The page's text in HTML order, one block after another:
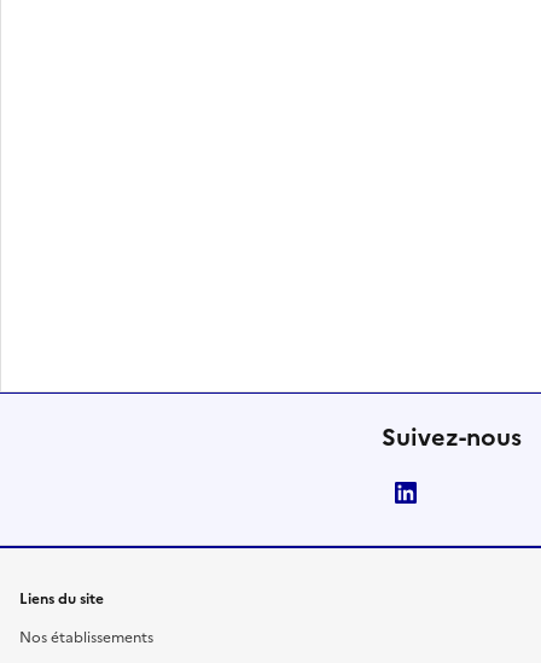
Suivez-nous
Liens du site
Nos établissements